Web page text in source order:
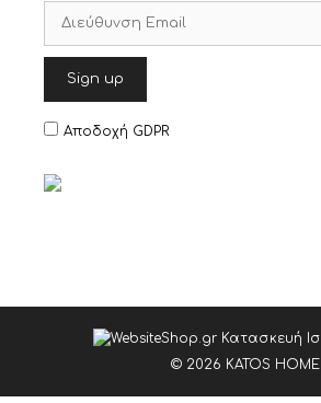
Αποδοχή GDPR
© 2026 KATOS HOME